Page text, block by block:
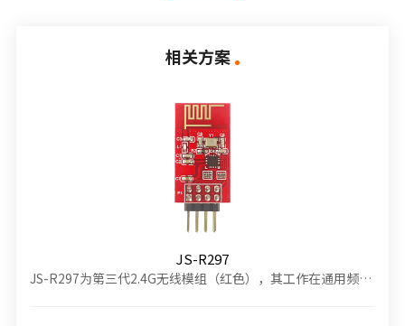
相关方案
JS-R297
JS-R297为第三代2.4G无线模组（红色），其工作在通用频段2400~2483MHz范围内，该模组集成射频收发，支持三种不同的传输数率250Kbps、1Mbps、2Mbps。操作简单，可用微控制器SPI接口控制模组工作及通信。